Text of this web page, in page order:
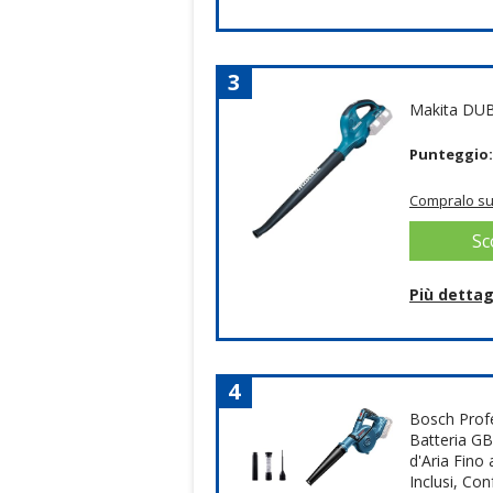
Adatto ad uso
35 litri collection bag
Marchio: Makita
Livello sonoro: 1037 dB
Peso: 4.4 Chilogrammi
Tipo di alimentazione: A
Portata del ventilatore:
Dimensioni articolo:
3
Makita
Punteggio:
Compralo
Più
Peso: 5.78 Libbre
Livello sonoro: 94.7 dB
4
Bosch
Batteria
d'Aria Fino
Inclusi,